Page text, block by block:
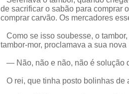
de sacrificar o sabão para comprar
comprar carvão. Os mercadores
Como se isso soubesse, o
tambor-mor, proclamava a sua nova
— Não, não e não, não é solução
O rei, que tinha posto bolinhas de